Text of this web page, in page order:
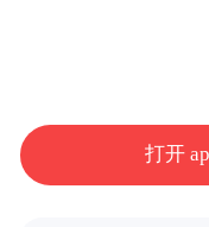
打开